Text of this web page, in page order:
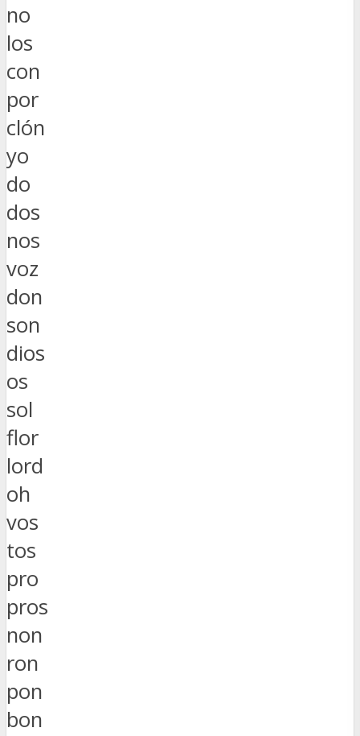
no
los
con
por
clón
yo
do
dos
nos
voz
don
son
dios
os
sol
flor
lord
oh
vos
tos
pro
pros
non
ron
pon
bon